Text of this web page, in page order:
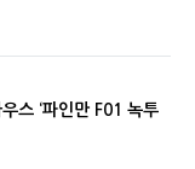
스 ‘파인만 F01 녹투